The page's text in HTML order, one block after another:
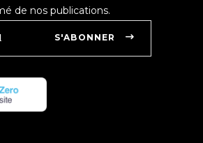
de nos publications.
S'ABONNER